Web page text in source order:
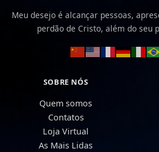
Meu desejo é alcançar pessoas,
perdão de Cristo, além do seu
SOBRE NÓS
Quem somos
Contatos
Loja Virtual
As Mais Lidas